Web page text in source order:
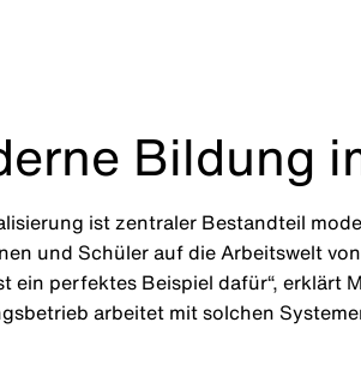
Bildung
ist zentraler Bestandteil
und Schüler auf die Arbeitswelt
ein perfektes Beispiel dafür“, erklärt
arbeitet mit solchen